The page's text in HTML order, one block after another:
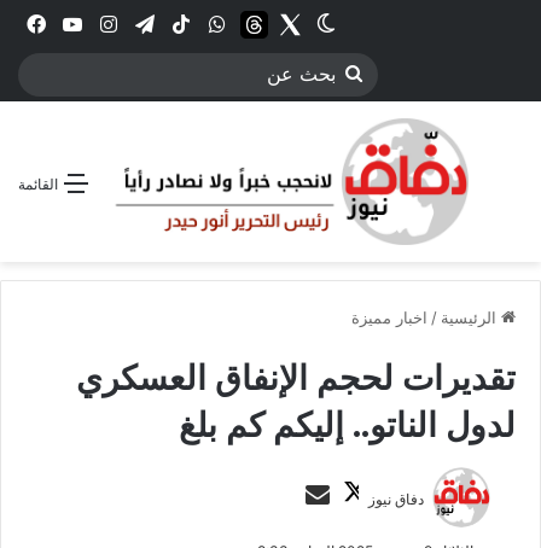
انستقرامتيلقرام‫TikTokواتسابthreadsTwitter
الوضع المظلم
بحث
القائمة
الرئيسية / اخبار مميزة
تقديرات لحجم الإنفاق العسكري
لدول الناتو.. إليكم كم بلغ
دفاق نيوز
ت